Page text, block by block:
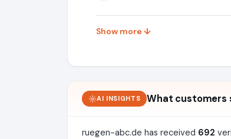
Show more ↓
AI INSIGHTS What customers
ruegen-abc.de has received 692